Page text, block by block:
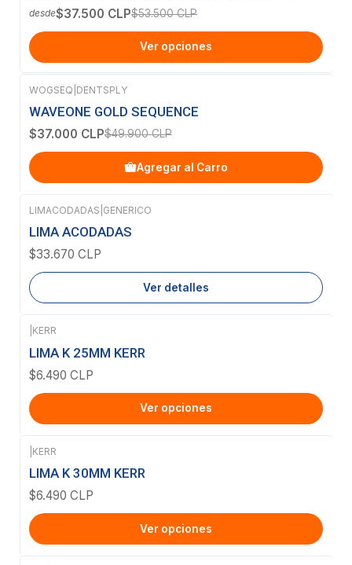
desde$37.500 CLP$53.500 CLP
Ver opciones
-26% OFF
WOGSEQ DENTSPLY
WAVEONE GOLD SEQUENCE
$37.000 CLP$49.900 CLP
Agregar al Carro
Agotado
LIMACODADAS GENERICO
LIMA ACODADAS
$33.670 CLP
Ver detalles
KERR
LIMA K 25MM KERR
$6.490 CLP
Ver opciones
KERR
LIMA K 30MM KERR
$6.490 CLP
Ver opciones